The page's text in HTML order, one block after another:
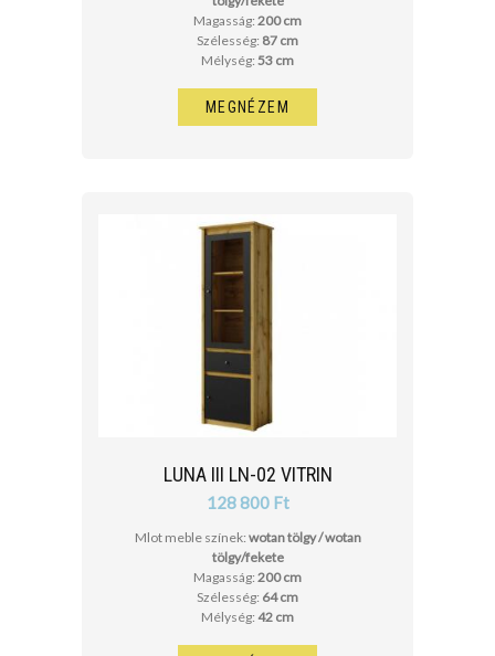
Magasság: 200 cm
Szélesség: 87 cm
Mélység: 53 cm
MEGNÉZEM
LUNA III LN-02 VITRIN
128 800 Ft
Mlot meble színek: wotan tölgy / wotan
tölgy/fekete
Magasság: 200 cm
Szélesség: 64 cm
Mélység: 42 cm